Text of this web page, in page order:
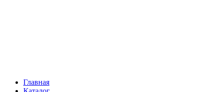
Главная